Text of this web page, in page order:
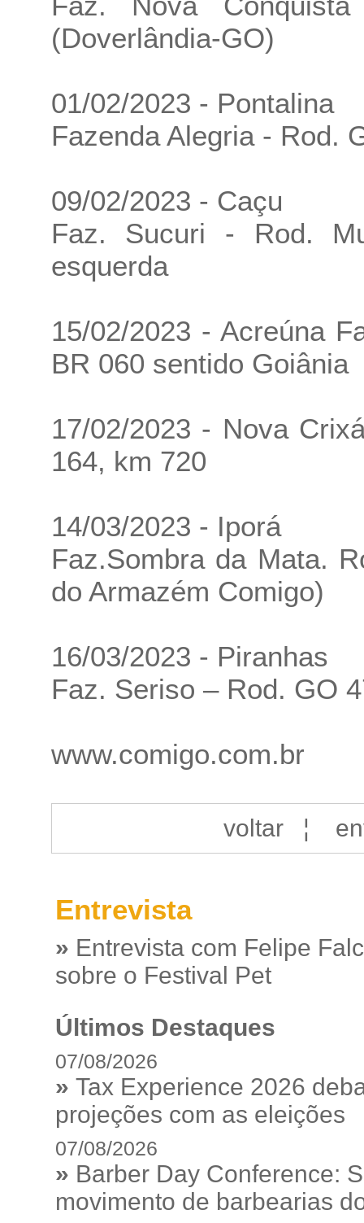
(Doverlândia-GO)
01/02/2023 - Pontalina
Fazenda Alegria - Rod.
09/02/2023 - Caçu
Faz. Sucuri - Rod.
esquerda
15/02/2023 - Acreúna
BR 060 sentido Goiânia
17/02/2023 - Nova
164, km 720
14/03/2023 - Iporá
Faz.Sombra da Mata.
do Armazém Comigo)
16/03/2023 - Piranhas
Faz. Seriso – Rod. GO
www.comigo.com.br
voltar¦
Entrevista
» Entrevista com Felipe
sobre o Festival Pet
Últimos Destaques
07/08/2026
» Tax Experience 2026
projeções com as eleições
07/08/2026
» Barber Day Conference:
movimento de barbearias